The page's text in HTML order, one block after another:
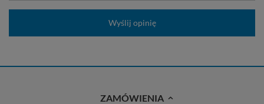
Wyślij opinię
ZAMÓWIENIA